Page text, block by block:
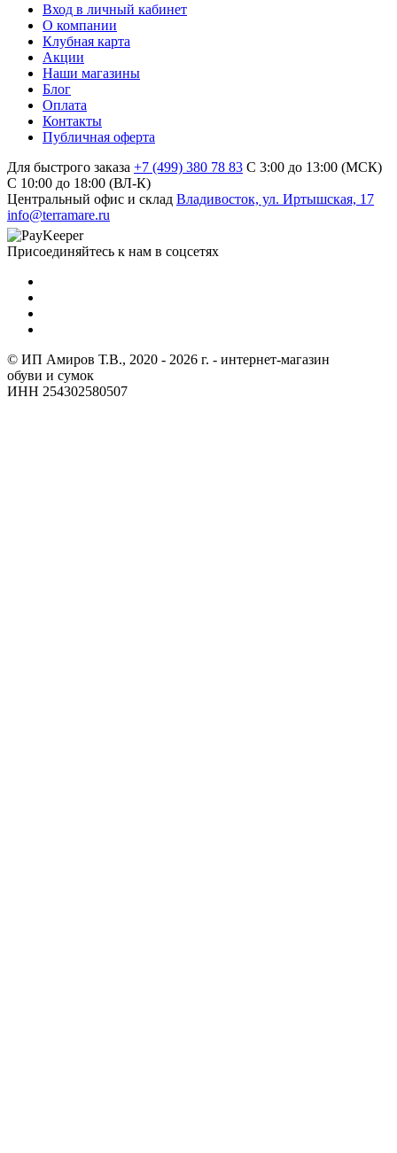
Вход в личный кабинет
О компании
Клубная карта
Акции
Наши магазины
Блог
Оплата
Контакты
Публичная оферта
Для быстрого заказа +7 (499) 380 78 83 С 3:00 до 13:00 (МСК)
C 10:00 до 18:00 (ВЛ-К)
Центральный офис и склад Владивосток, ул. Иртышская, 17
info@terramare.ru
Присоединяйтесь к нам в соцсетях
© ИП Амиров Т.В., 2020 - 2026 г. - интернет-магазин
обуви и сумок
ИНН 254302580507